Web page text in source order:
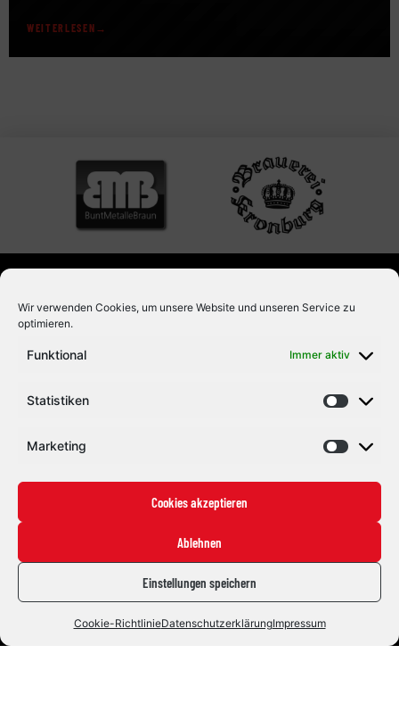
Wir verwenden Cookies, um unsere Website und unseren Service zu
optimieren.
Funktional Immer aktiv
Statistiken
Marketing
Cookies akzeptieren
Ablehnen
Einstellungen speichern
Cookie-RichtlinieDatenschutzerklärungImpressum
Testspiel vor heimischer Kulisse gegen den ESV Kaufbeuren
WEITERLESEN
#ZUSAMMENHALTEN
Die Indians
Staff